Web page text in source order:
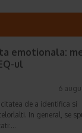
emotionala:
ul
6
de a identifica si
In general, se